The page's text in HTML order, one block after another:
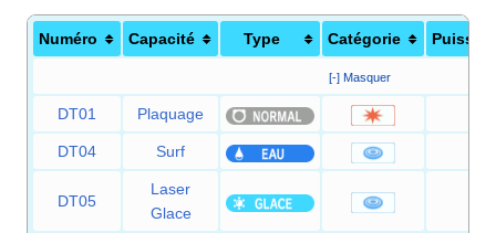
Numéro Capacité Type Catégorie
[-] Masquer
DT01 Plaquage
DT04 Surf
DT05
Laser
Glace